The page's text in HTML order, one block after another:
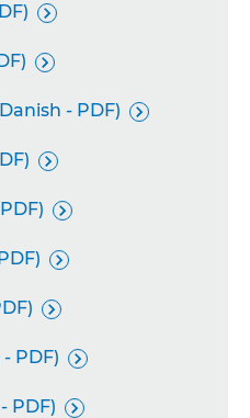


- PDF) 




PDF) 
PDF) 